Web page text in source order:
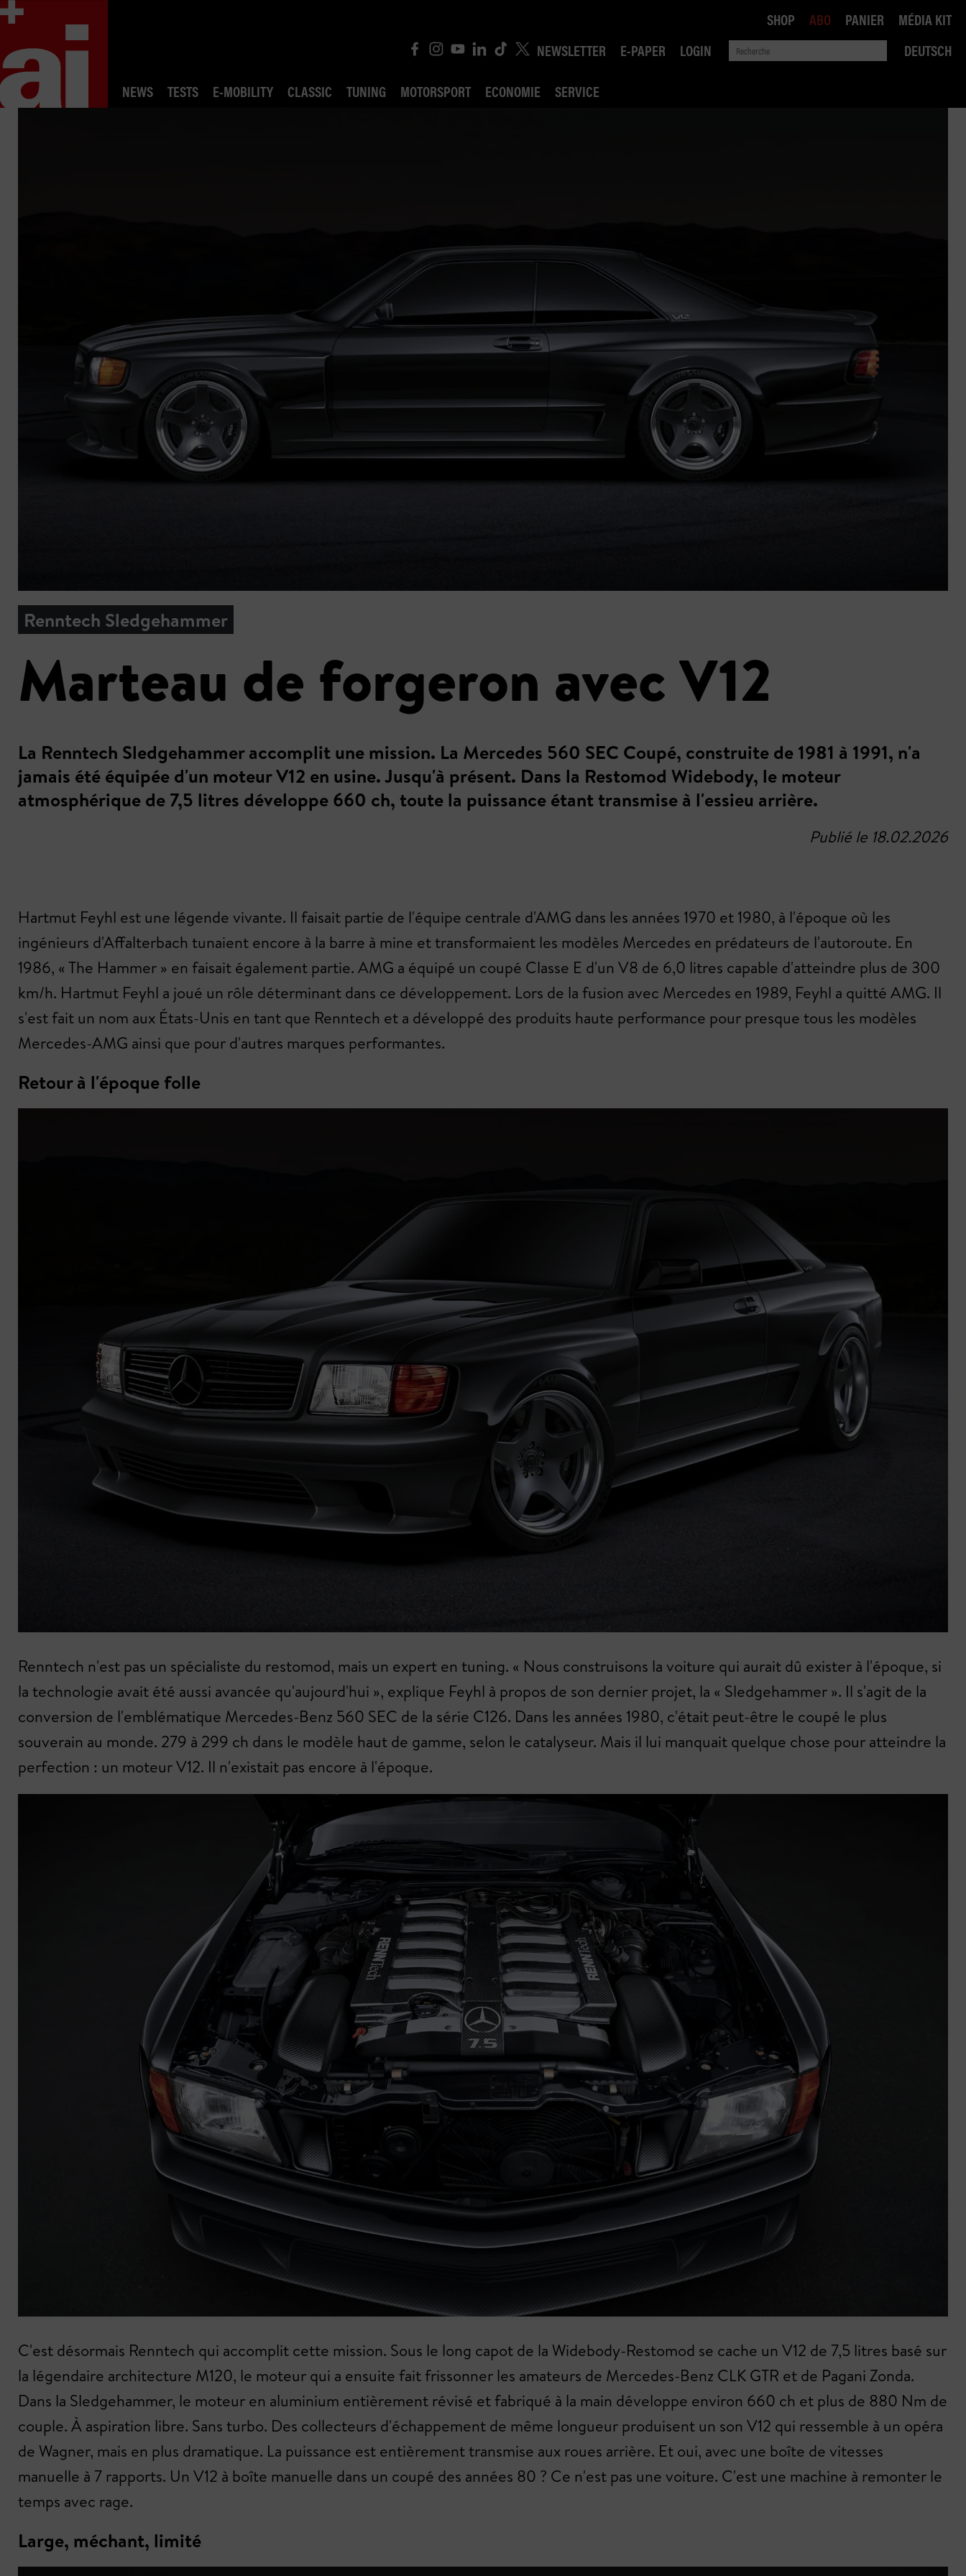
NEWSLETTER E-PAPER LOGIN
DEUTSCH
NEWS
TESTS E-MOBILITY CLASSIC TUNING MOTORSPORT ECONOMIE SERVICE
SHOP ABO PANIER MÉDIA KIT
Renntech Sledgehammer
Marteau de forgeron avec V12
La Renntech Sledgehammer accomplit une mission. La Mercedes 560 SEC Coupé, construite de 1981 à 1991, n'a
jamais été équipée d'un moteur V12 en usine. Jusqu'à présent. Dans la Restomod Widebody, le moteur
atmosphérique de 7,5 litres développe 660 ch, toute la puissance étant transmise à l'essieu arrière.
Publié le 18.02.2026
Hartmut Feyhl est une légende vivante. Il faisait partie de l'équipe centrale d'AMG dans les années 1970 et 1980, à l'époque où les
ingénieurs d'Affalterbach tunaient encore à la barre à mine et transformaient les modèles Mercedes en prédateurs de l'autoroute. En
1986, « The Hammer » en faisait également partie. AMG a équipé un coupé Classe E d'un V8 de 6,0 litres capable d'atteindre plus de 300
km/h. Hartmut Feyhl a joué un rôle déterminant dans ce développement. Lors de la fusion avec Mercedes en 1989, Feyhl a quitté AMG. Il
s'est fait un nom aux États-Unis en tant que Renntech et a développé des produits haute performance pour presque tous les modèles
Mercedes-AMG ainsi que pour d'autres marques performantes.
Retour à l'époque folle
Renntech n'est pas un spécialiste du restomod, mais un expert en tuning. « Nous construisons la voiture qui aurait dû exister à l'époque, si
la technologie avait été aussi avancée qu'aujourd'hui », explique Feyhl à propos de son dernier projet, la « Sledgehammer ». Il s'agit de la
conversion de l'emblématique Mercedes-Benz 560 SEC de la série C126. Dans les années 1980, c'était peut-être le coupé le plus
souverain au monde. 279 à 299 ch dans le modèle haut de gamme, selon le catalyseur. Mais il lui manquait quelque chose pour atteindre la
perfection : un moteur V12. Il n'existait pas encore à l'époque.
C'est désormais Renntech qui accomplit cette mission. Sous le long capot de la Widebody-Restomod se cache un V12 de 7,5 litres basé sur
la légendaire architecture M120, le moteur qui a ensuite fait frissonner les amateurs de Mercedes-Benz CLK GTR et de Pagani Zonda.
Dans la Sledgehammer, le moteur en aluminium entièrement révisé et fabriqué à la main développe environ 660 ch et plus de 880 Nm de
couple. À aspiration libre. Sans turbo. Des collecteurs d'échappement de même longueur produisent un son V12 qui ressemble à un opéra
de Wagner, mais en plus dramatique. La puissance est entièrement transmise aux roues arrière. Et oui, avec une boîte de vitesses
manuelle à 7 rapports. Un V12 à boîte manuelle dans un coupé des années 80 ? Ce n'est pas une voiture. C'est une machine à remonter le
temps avec rage.
Large, méchant, limité